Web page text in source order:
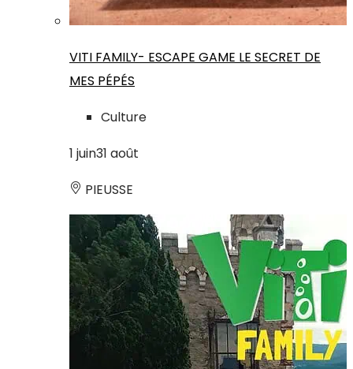
VITI FAMILY- ESCAPE GAME LE SECRET DE
MES PÉPÉS
Culture
1 juin31 août
PIEUSSE